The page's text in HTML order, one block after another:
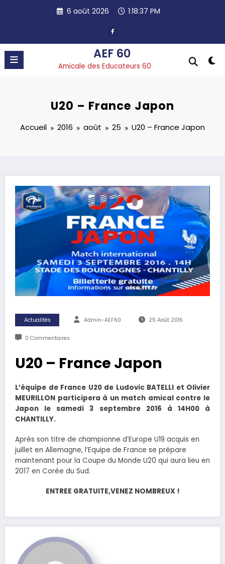
6 août 2026 1:18:38 PM
AEF 60
Amicale des Educateurs 60
U20 – France Japon
Accueil 2016 août 25 U20 – France Japon
Actualités Admin-AEF60 25 Août 2016
0 Commentaires
U20 – France Japon
L’équipe de France U20 de Ludovic BATELLI et Olivier
MEURILLON participera à un match amical contre le
Japon le samedi 3 septembre 2016 à 14H00 à
CHANTILLY.
Après son titre de championne d’Europe U19 acquis en
juillet en Allemagne, l’Equipe de France se prépare
maintenant pour la Coupe du Monde U20 qui aura lieu en
2017 en Corée du Sud.
ENTREE GRATUITE,VENEZ NOMBREUX !